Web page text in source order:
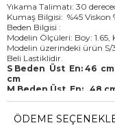
Yıkama Talimatı: 30
Kumaş Bilgisi: %45 Viskon
Beden Bilgisi :
Modelin Ölçüleri: Boy: 1.65,
Modelin üzerindeki ürün S/
Beli Lastiklidir.
S Beden Üst En: 46
cm
M Beden Üst En: 48
cm
cm
ÖDEME